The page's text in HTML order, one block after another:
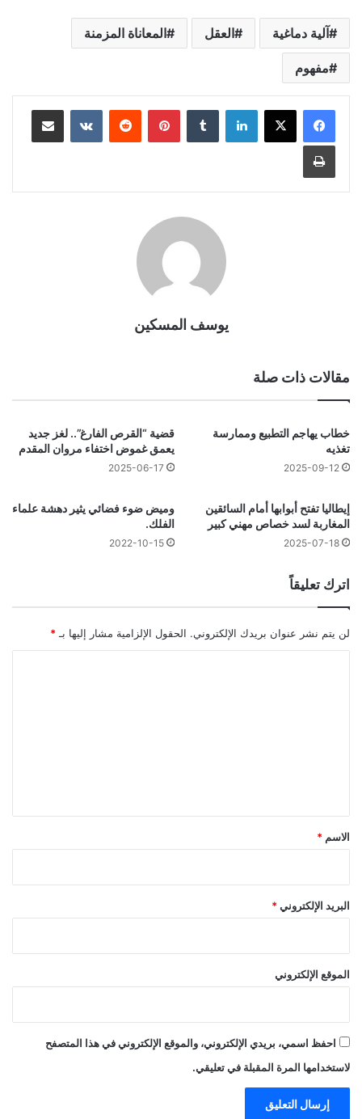
آلية دماغية العقل المعاناة المزمنة
مفهوم
لينكدإن بينتيريست مشاركة عبر البريد
طباعة
يوسف المسكين
مقالات ذات صلة
خطاب يهاجم التطبيع وممارسة
تغذيه
2025-09-12
قضية “القرص الفارغ”.. لغز جديد
يعمق غموض اختفاء مروان المقدم
2025-06-17
إيطاليا تفتح أبوابها أمام السائقين
المغاربة لسد خصاص مهني كبير
2025-07-18
وميض ضوء فضائي يثير دهشة علماء
الفلك.
2022-10-15
اترك تعليقاً
لن يتم نشر عنوان بريدك الإلكتروني. الحقول الإلزامية مشار إليها بـ *
*
الاسم *
البريد الإلكتروني *
الموقع الإلكتروني
احفظ اسمي، بريدي الإلكتروني، والموقع الإلكتروني في هذا المتصفح
لاستخدامها المرة المقبلة في تعليقي.